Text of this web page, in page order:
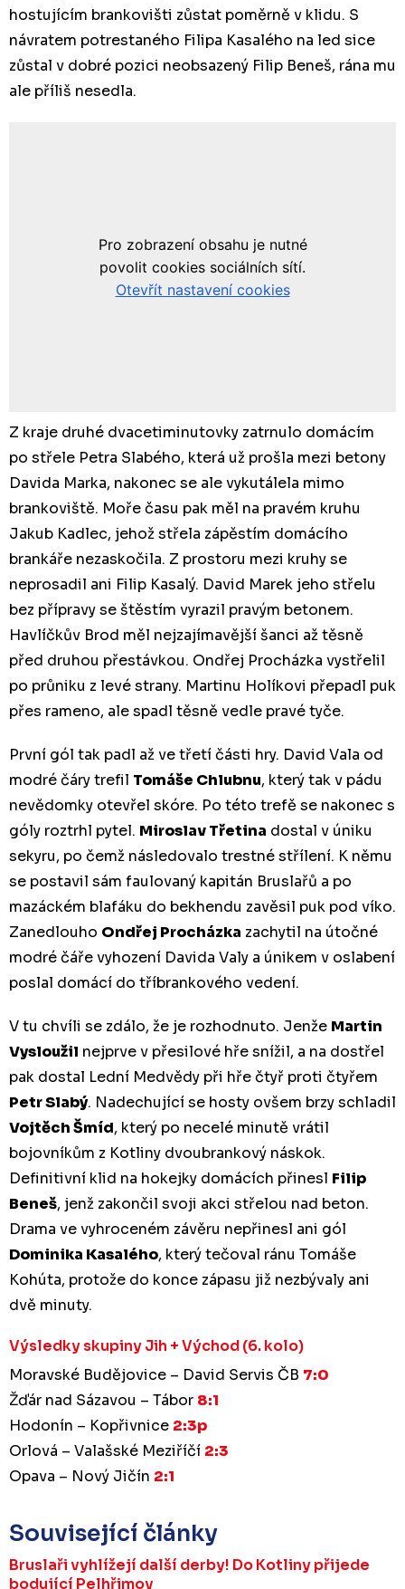
hostujícím brankovišti zůstat poměrně v klidu. S
návratem potrestaného Filipa Kasalého na led sice
zůstal v dobré pozici neobsazený Filip Beneš, rána mu
ale příliš nesedla.
Z kraje druhé dvacetiminutovky zatrnulo domácím
po střele Petra Slabého, která už prošla mezi betony
Davida Marka, nakonec se ale vykutálela mimo
brankoviště. Moře času pak měl na pravém kruhu
Jakub Kadlec, jehož střela zápěstím domácího
brankáře nezaskočila. Z prostoru mezi kruhy se
neprosadil ani Filip Kasalý. David Marek jeho střelu
bez přípravy se štěstím vyrazil pravým betonem.
Havlíčkův Brod měl nejzajímavější šanci až těsně
před druhou přestávkou. Ondřej Procházka vystřelil
po průniku z levé strany. Martinu Holíkovi přepadl puk
přes rameno, ale spadl těsně vedle pravé tyče.
První gól tak padl až ve třetí části hry. David Vala od
modré čáry trefil Tomáše Chlubnu, který tak v pádu
nevědomky otevřel skóre. Po této trefě se nakonec s
góly roztrhl pytel. Miroslav Třetina dostal v úniku
sekyru, po čemž následovalo trestné střílení. K němu
se postavil sám faulovaný kapitán Bruslařů a po
mazáckém blafáku do bekhendu zavěsil puk pod víko.
Zanedlouho Ondřej Procházka zachytil na útočné
modré čáře vyhození Davida Valy a únikem v oslabení
poslal domácí do tříbrankového vedení.
V tu chvíli se zdálo, že je rozhodnuto. Jenže Martin
Vysloužil nejprve v přesilové hře snížil, a na dostřel
pak dostal Lední Medvědy při hře čtyř proti čtyřem
Petr Slabý. Nadechující se hosty ovšem brzy schladil
Vojtěch Šmíd, který po necelé minutě vrátil
bojovníkům z Kotliny dvoubrankový náskok.
Definitivní klid na hokejky domácích přinesl Filip
Beneš, jenž zakončil svoji akci střelou nad beton.
Drama ve vyhroceném závěru nepřinesl ani gól
Dominika Kasalého, který tečoval ránu Tomáše
Kohúta, protože do konce zápasu již nezbývaly ani
dvě minuty.
Výsledky skupiny Jih + Východ (6. kolo)
Moravské Budějovice – David Servis ČB 7:0
Žďár nad Sázavou – Tábor 8:1
Hodonín – Kopřivnice 2:3p
Orlová – Valašské Meziříčí 2:3
Opava – Nový Jičín 2:1
Související články
Bruslaři vyhlížejí další derby! Do Kotliny přijede
bodující Pelhřimov